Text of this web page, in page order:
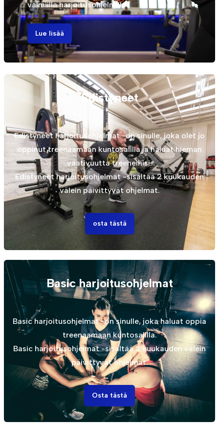
valmiilla harjoitusohjelmilla.
Lue lisää
Edistyneet
Edistyneet harjoitusohjelmat -on sinulle, joka olet jo
oppinut treenaamaan kuntosalilla ja haluat hieman
vaativuutta treeneihisi.
Edistyneet harjoitusohjelmat -sisältää 2 kuukauden
välein päivittyvät ohjelmat.
osta tästä
Basic harjoitusohjelmat
Basic harjoitusohjelmat -on sinulle, joka haluat oppia
treenaamaan kuntosalilla.
Basic harjoitusohjelmat -sisältää 2 kuukauden välein
päivittyvät ohjelmat.
Osta tästä